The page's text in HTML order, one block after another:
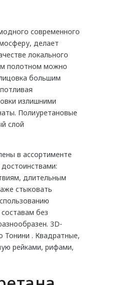
современного
делает
локального
полотном можно
большим
излишними
Полиуретановые
слой
в ассортименте
длительным
стыковать
без
3D-
Тонини . Квадратные,
рейками, рифами,